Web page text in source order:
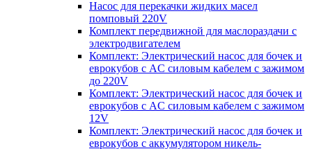
Насос для перекачки жидких масел
помповый 220V
Комплект передвижной для маслораздачи с
электродвигателем
Комплект: Электрический насос для бочек и
еврокубов с AC силовым кабелем с зажимом
до 220V
Комплект: Электрический насос для бочек и
еврокубов с AC силовым кабелем с зажимом
12V
Комплект: Электрический насос для бочек и
еврокубов с аккумулятором никель-